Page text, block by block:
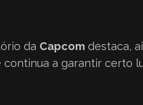
da Capcom destaca,
continua a garantir certo